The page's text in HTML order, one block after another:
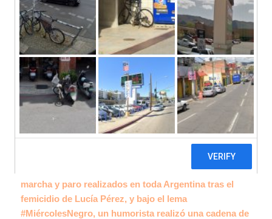
que se emite por Radio La
Red, en el día martes 18 de octubre, un día antes de la
marcha y paro realizados en toda Argentina tras el
femicidio de Lucía Pérez, y bajo el lema
#MiércolesNegro, un humorista realizó una cadena de